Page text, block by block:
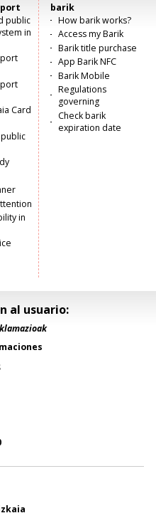
public
in
Card
in
barik
How barik works?
Access my Barik
Barik title purchase
App Barik NFC
Barik Mobile
Regulations
governing
Check barik
expiration date
al usuario: